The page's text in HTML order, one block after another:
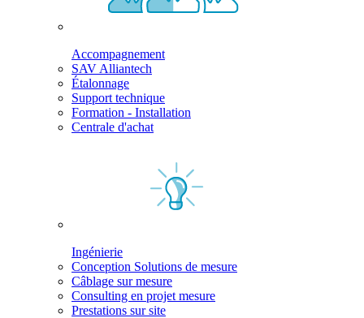
Accompagnement
SAV Alliantech
Étalonnage
Support technique
Formation - Installation
Centrale d'achat
Ingénierie
Conception Solutions de mesure
Câblage sur mesure
Consulting en projet mesure
Prestations sur site